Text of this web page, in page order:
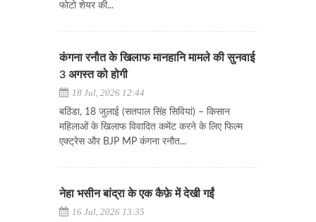
फोटो शेयर की...
कंगना रनौत के खिलाफ मानहानि मामले की सुनवाई
3 अगस्त को होगी
18 Jul, 2026 12:44
बठिंडा, 18 जुलाई (सतपाल सिंह सिवियां) – किसान
महिलाओं के खिलाफ विवादित कमेंट करने के लिए फिल्म
एक्ट्रेस और BJP MP कंगना रनौत...
नेहा भसीन बांद्रा के एक कैफ़े में देखी गईं
16 Jul, 2026 13:35